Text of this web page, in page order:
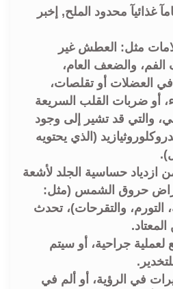
غذائيآ محدود الملح, إخبر
مثل: العطش غير
والضعف العام،
في العضلات أو تقلصات،
أو ضربات القلب السريعة
والتي قد تشير إلى وجود
(الذي يحتويه
ازدياد حساسية الجلد لأشعة
حروق الشمس (مثل:
التورم، والتقرحات)، تحدث
جراحية، أو سيتم
في الرؤية، أو ألم في